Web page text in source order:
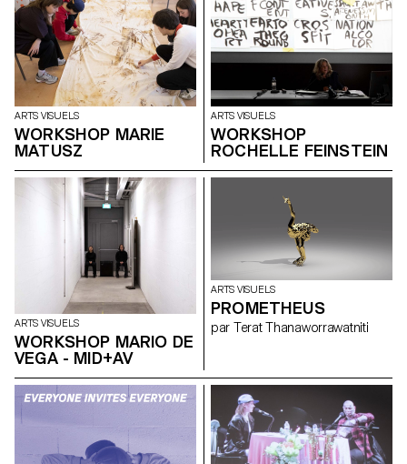
ARTS VISUELS
WORKSHOP MARIE
MATUSZ
ARTS VISUELS
WORKSHOP
ROCHELLE FEINSTEIN
ARTS VISUELS
WORKSHOP MARIO DE
VEGA - MID+AV
ARTS VISUELS
PROMETHEUS
par Terat Thanaworrawatniti